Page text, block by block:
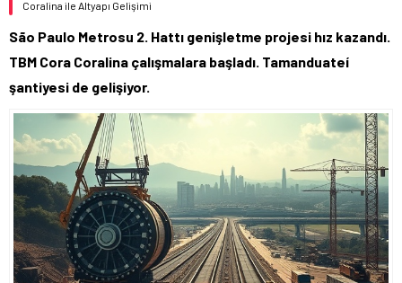
Resmen Başladı
Coralina ile Altyapı Gelişimi
São Paulo Metrosu 2. Hattı genişletme projesi hız kazandı.
TBM Cora Coralina çalışmalara başladı. Tamanduateí
şantiyesi de gelişiyor.